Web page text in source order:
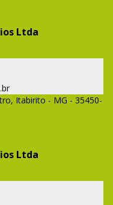
Ltda
Itabirito - MG - 35450-
Ltda